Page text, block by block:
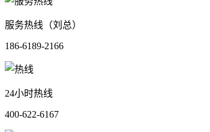
服务热线（刘总）
186-6189-2166
24小时热线
400-622-6167